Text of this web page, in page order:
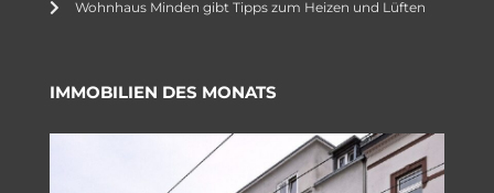
Wohnhaus Minden gibt Tipps zum Heizen und Lüften
IMMOBILIEN DES MONATS